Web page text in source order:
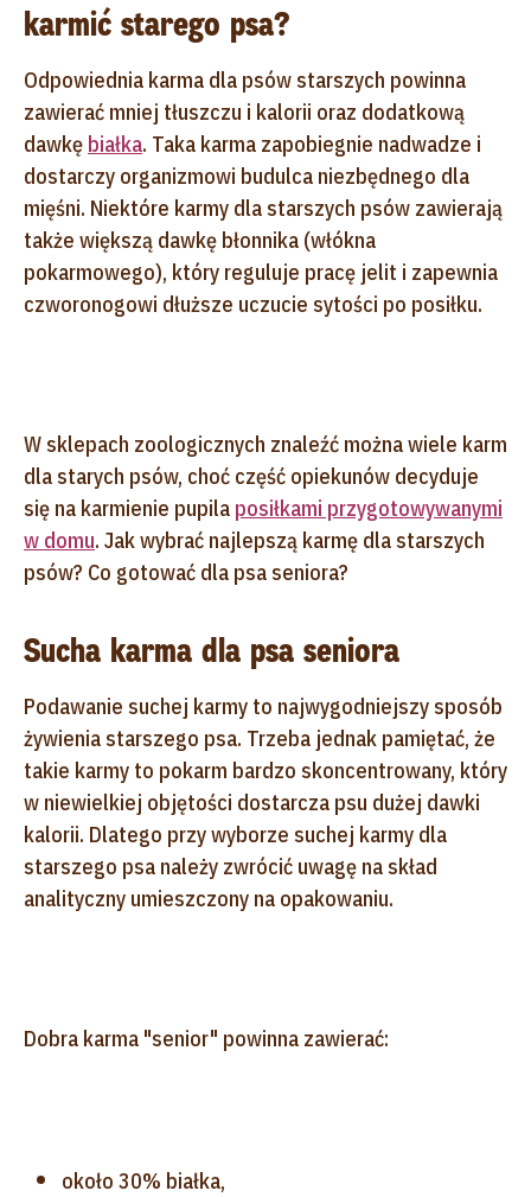
karmić starego psa?
Odpowiednia karma dla psów starszych powinna
zawierać mniej tłuszczu i kalorii oraz dodatkową
dawkę białka. Taka karma zapobiegnie nadwadze i
dostarczy organizmowi budulca niezbędnego dla
mięśni. Niektóre karmy dla starszych psów zawierają
także większą dawkę błonnika (włókna
pokarmowego), który reguluje pracę jelit i zapewnia
czworonogowi dłuższe uczucie sytości po posiłku.
W sklepach zoologicznych znaleźć można wiele karm
dla starych psów, choć część opiekunów decyduje
się na karmienie pupila posiłkami przygotowywanymi
w domu. Jak wybrać najlepszą karmę dla starszych
psów? Co gotować dla psa seniora?
Sucha karma dla psa seniora
Podawanie suchej karmy to najwygodniejszy sposób
żywienia starszego psa. Trzeba jednak pamiętać, że
takie karmy to pokarm bardzo skoncentrowany, który
w niewielkiej objętości dostarcza psu dużej dawki
kalorii. Dlatego przy wyborze suchej karmy dla
starszego psa należy zwrócić uwagę na skład
analityczny umieszczony na opakowaniu.
Dobra karma "senior" powinna zawierać:
około 30% białka,